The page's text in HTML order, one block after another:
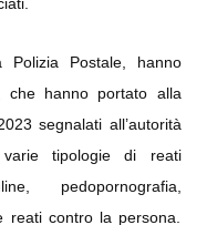
Postale, hanno
che hanno portato alla
segnalati all’autorità
tipologie di reati
pedopornografia,
reati contro la persona.